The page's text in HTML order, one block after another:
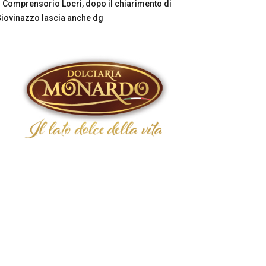
Comprensorio Locri, dopo il chiarimento di
lascia anche dg